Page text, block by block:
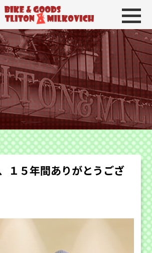
トリトン＆ミルコビッチ BIKE＆
１５年間ありがとうござ